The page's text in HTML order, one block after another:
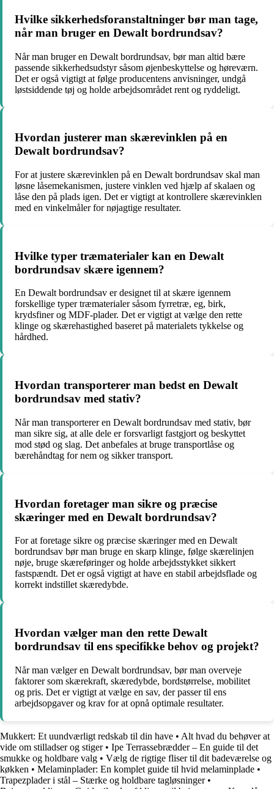
Hvilke sikkerhedsforanstaltninger bør man tage,
når man bruger en Dewalt bordrundsav?
Når man bruger en Dewalt bordrundsav, bør man altid bære
passende sikkerhedsudstyr såsom øjenbeskyttelse og høreværn.
Det er også vigtigt at følge producentens anvisninger, undgå
løstsiddende tøj og holde arbejdsområdet rent og ryddeligt.
Hvordan justerer man skærevinklen på en
Dewalt bordrundsav?
For at justere skærevinklen på en Dewalt bordrundsav skal man
løsne låsemekanismen, justere vinklen ved hjælp af skalaen og
låse den på plads igen. Det er vigtigt at kontrollere skærevinklen
med en vinkelmåler for nøjagtige resultater.
Hvilke typer træmaterialer kan en Dewalt
bordrundsav skære igennem?
En Dewalt bordrundsav er designet til at skære igennem
forskellige typer træmaterialer såsom fyrretræ, eg, birk,
krydsfiner og MDF-plader. Det er vigtigt at vælge den rette
klinge og skærehastighed baseret på materialets tykkelse og
hårdhed.
Hvordan transporterer man bedst en Dewalt
bordrundsav med stativ?
Når man transporterer en Dewalt bordrundsav med stativ, bør
man sikre sig, at alle dele er forsvarligt fastgjort og beskyttet
mod stød og slag. Det anbefales at bruge transportlåse og
bærehåndtag for nem og sikker transport.
Hvordan foretager man sikre og præcise
skæringer med en Dewalt bordrundsav?
For at foretage sikre og præcise skæringer med en Dewalt
bordrundsav bør man bruge en skarp klinge, følge skærelinjen
nøje, bruge skæreføringer og holde arbejdsstykket sikkert
fastspændt. Det er også vigtigt at have en stabil arbejdsflade og
korrekt indstillet skæredybde.
Hvordan vælger man den rette Dewalt
bordrundsav til ens specifikke behov og projekt?
Når man vælger en Dewalt bordrundsav, bør man overveje
faktorer som skærekraft, skæredybde, bordstørrelse, mobilitet
og pris. Det er vigtigt at vælge en sav, der passer til ens
arbejdsopgaver og krav for at opnå optimale resultater.
Mukkert: Et uundværligt redskab til din have • Alt hvad du behøver at
vide om stilladser og stiger• Ipe Terrassebrædder – En guide til det
smukke og holdbare valg • Vælg de rigtige fliser til dit badeværelse og
køkken • Melaminplader: En komplet guide til hvid melaminplade •
Trapezplader i stål – Stærke og holdbare tagløsninger•